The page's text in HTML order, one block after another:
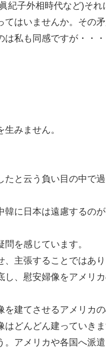
紀子外相時代など)それ
はいませんか。その
私も同感ですが・・・
みません。
と云う負い目の中で
に日本は遠慮するの
を感じています。
主張することではあり
、慰安婦像をアメリ
建てさせるアメリカ
どんどん建っていきま
アメリカや各国へ派